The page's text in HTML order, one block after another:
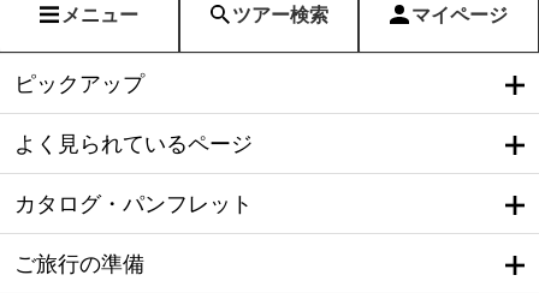
メニュー ツアー検索 マイページ
ピックアップ
よく見られているページ
カタログ・パンフレット
ご旅行の準備